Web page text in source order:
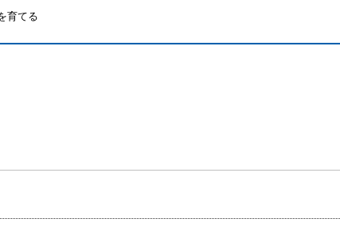
育てる